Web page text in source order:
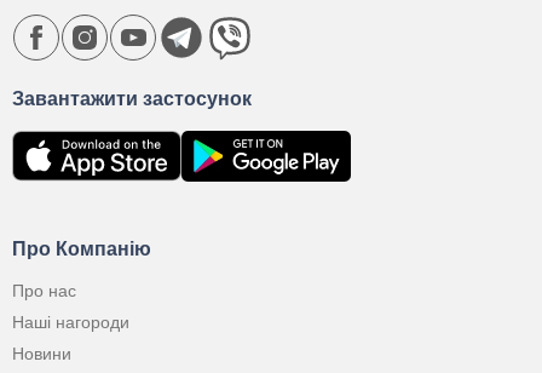
Про Компанію
Про нас
Наші нагороди
Новини
Завантажити застосунок